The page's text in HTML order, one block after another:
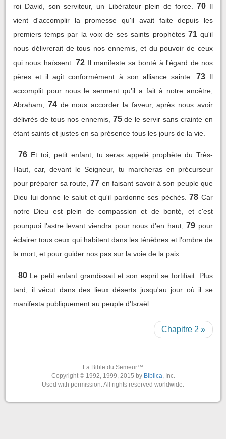
roi David, son serviteur, un Libérateur plein de force.
70 Il
vient d'accomplir la promesse qu'il avait faite depuis les
premiers temps par la voix de ses saints prophètes 71 qu'il
nous délivrerait de tous nos ennemis, et du pouvoir de ceux
qui nous haïssent. 72 Il manifeste sa bonté à l'égard de nos
pères et il agit conformément à son alliance sainte.
73 Il
accomplit pour nous le serment qu'il a fait à notre ancêtre,
Abraham,
74 de nous accorder la faveur, après nous avoir
délivrés de tous nos ennemis, 75 de le servir sans crainte en
étant saints et justes en sa présence tous les jours de la vie.
76 Et toi, petit enfant, tu seras appelé prophète du Très-
Haut, car, devant le Seigneur, tu marcheras en précurseur
pour préparer sa route, 77 en faisant savoir à son peuple que
Dieu lui donne le salut et qu'il pardonne ses péchés. 78 Car
notre Dieu est plein de compassion et de bonté, et c'est
pourquoi l'astre levant viendra pour nous d'en haut, 79 pour
éclairer tous ceux qui habitent dans les ténèbres et l'ombre de
la mort, et pour guider nos pas sur la voie de la paix.
80 Le petit enfant grandissait et son esprit se fortifiait. Plus
tard, il vécut dans des lieux déserts jusqu'au jour où il se
manifesta publiquement au peuple d'Israël.
Chapitre 2 »
La Bible du Semeur™
Copyright © 1992, 1999, 2015 by Biblica, Inc.
Used with permission. All rights reserved worldwide.